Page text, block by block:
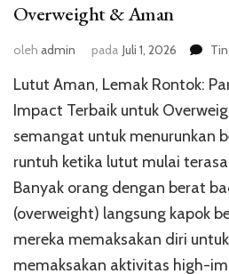
Overweight & Aman
oleh admin pada Juli 1, 2026
Lutut Aman, Lemak Rontok:
Impact Terbaik untuk
semangat untuk menurunkan
runtuh ketika lutut mulai
Banyak orang dengan berat
(overweight) langsung kapok
mereka memaksakan diri
memaksakan aktivitas high-